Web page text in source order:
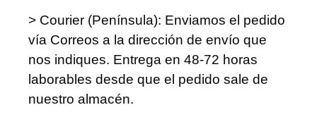
> Courier (Península): Enviamos el pedido
vía Correos a la dirección de envío que
nos indiques. Entrega en 48-72 horas
laborables desde que el pedido sale de
nuestro almacén.